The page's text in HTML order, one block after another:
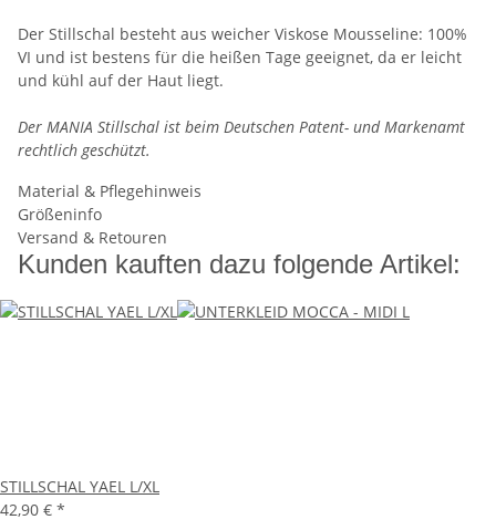
Der Stillschal besteht aus weicher Viskose Mousseline: 100%
VI und ist bestens für die heißen Tage geeignet, da er leicht
und kühl auf der Haut liegt.
Der MANIA Stillschal ist beim Deutschen Patent- und Markenamt
rechtlich geschützt.
Material & Pflegehinweis
Größeninfo
Versand & Retouren
Kunden kauften dazu folgende Artikel:
STILLSCHAL YAEL L/XL
42,90 € *